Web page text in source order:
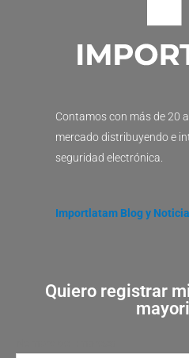
Contamos con más de 20
mercado distribuyendo e
seguridad electrónica.
Importlatam Blog y
Quiero registrar